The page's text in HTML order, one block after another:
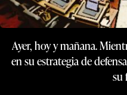
Ayer, hoy y mañana.
en su estrategia de
su